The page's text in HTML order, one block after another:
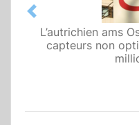
L’autrichien ams
capteurs non
Qualcomm met
fondée sur l’IA
Previous